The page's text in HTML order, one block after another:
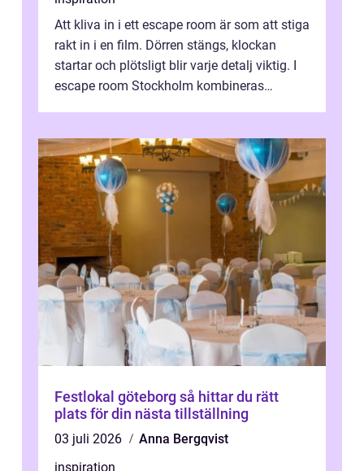
Att kliva in i ett escape room är som att stiga
rakt in i en film. Dörren stängs, klockan
startar och plötsligt blir varje detalj viktig. I
escape room Stockholm kombineras
Festlokal göteborg så hittar du rätt
plats för din nästa tillställning
03 juli 2026
Anna Bergqvist
inspiration